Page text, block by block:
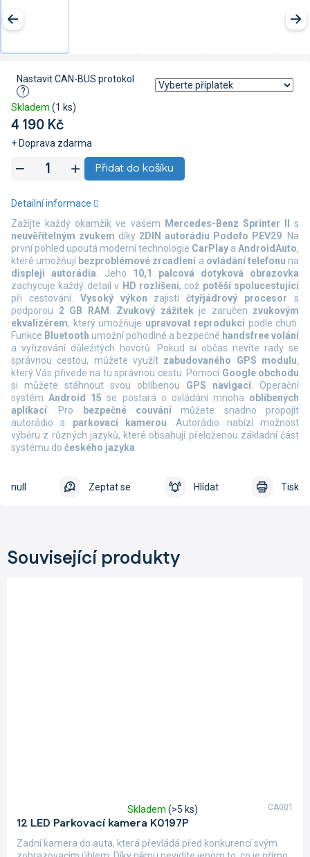
4 190 Kč
+ Doprava zdarma
Skladem (1 ks)
Nastavit CAN-BUS protokol
?
Přidat do košíku
Zažijte každý okamžik ve vašem Mercedes-Benz Sprinter II
s
neuvěřitelným zvukem díky 2DIN autorádiu Podofo PEV29. Na
první pohled upoutá moderní technologie CarPlay a AndroidAuto,
které umožňují bezproblémové zrcadlení a ovládání telefonu na
displeji autorádia. Jeho 10,1 palcová dotyková obrazovka
zachycuje každý detail v HD rozlišení, což potěší spolucestující
při cestování. Vysoký výkon zajistíčtyřjádrový procesor s
podporou 2 GB RAM . Zvukový zážitekje zaručen zvukovým
ekvalizérem, který umožňuje upravovat reprodukci podle chuti.
Funkce Bluetooth umožní pohodlné a bezpečné handsfree volání
a vyřizování důležitých hovorů. Pokud si občas nevíte rady se
správnou cestou, můžete využít zabudovaného GPS modulu,
který Vás přivede na tu správnou cestu. Pomocí Google obchodu
si můžete stáhnout svou oblíbenou GPS navigaci. Operační
systémAndroid 15 se postará o ovládání mnoha oblíbených
aplikací. Pro bezpečné couvání můžete snadno propojit
autorádio s parkovací kamerou. Autorádio nabízí možnost
výběru z různých jazyků, které obsahují přeloženou základní část
systému do českého jazyka.
Detailní informace
Tisk
Zeptat se Hlídat
null
Související produkty
12 LED Parkovací kamera K0197P
hodnocení
produktu
Skladem (>5 ks)
Zadní kamera do auta, která převládá před konkurencí svým
CA001